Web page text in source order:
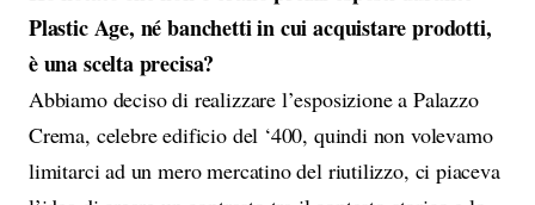
Plastic Age, né banchetti in cui acquistare prodotti,
è una scelta precisa?
Abbiamo deciso di realizzare l’esposizione a Palazzo
Crema, celebre edificio del ‘400, quindi non volevamo
limitarci ad un mero mercatino del riutilizzo, ci piaceva